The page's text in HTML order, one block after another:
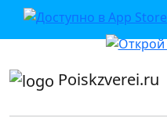
приложении или в VK">
Poiskzverei.ru